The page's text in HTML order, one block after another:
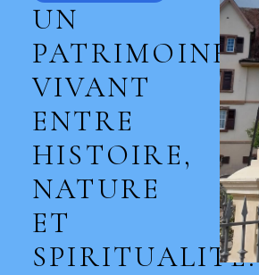
UN
PATRIMOINE
VIVANT
ENTRE
HISTOIRE,
NATURE
ET
SPIRITUALITÉ.